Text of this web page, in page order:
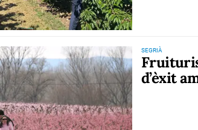
SEGRIÀ
d’èxit